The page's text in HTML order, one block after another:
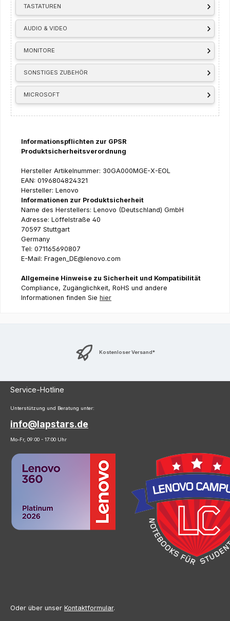
TASTATUREN
AUDIO & VIDEO
MONITORE
SONSTIGES ZUBEHÖR
MICROSOFT
Informationspflichten zur GPSR
Produktsicherheitsverordnung
Hersteller Artikelnummer: 30GA000MGE-X-EOL
EAN: 0196804824321
Hersteller: Lenovo
Informationen zur Produktsicherheit
Name des Herstellers: Lenovo (Deutschland) GmbH
Adresse: Löffelstraße 40
70597 Stuttgart
Germany
Tel: 071165690807
E-Mail: Fragen_DE@lenovo.com
Allgemeine Hinweise zu Sicherheit und Kompatibilität
Compliance, Zugänglichkeit, RoHS und andere
Informationen finden Sie hier
Kostenloser Versand*
Service-Hotline
Unterstützung und Beratung unter:
info@lapstars.de
Mo-Fr, 09:00 - 17:00 Uhr
Oder über unser Kontaktformular.